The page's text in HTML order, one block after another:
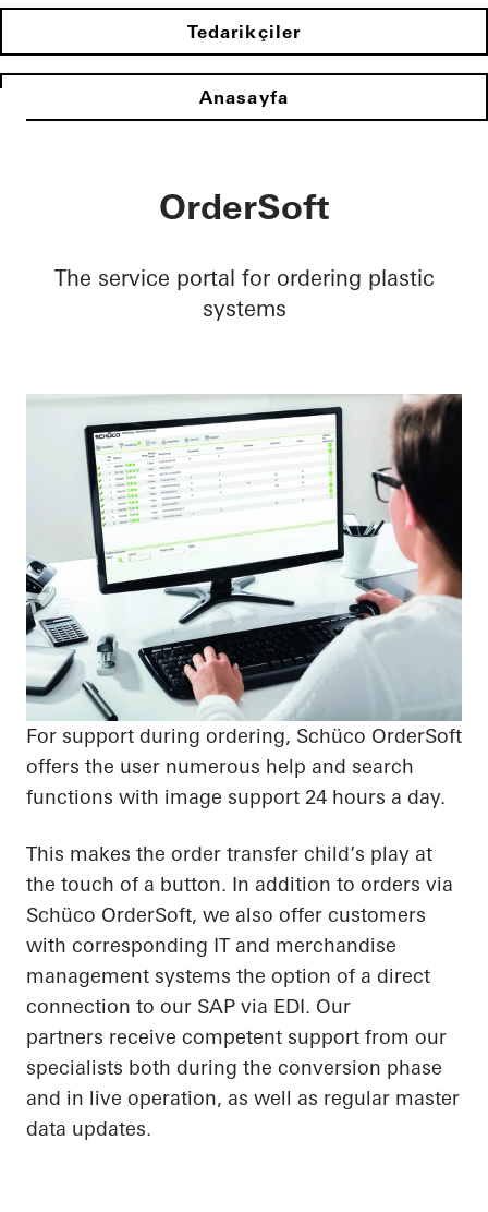
Tedarikçiler
Anasayfa
OrderSoft
The service portal for ordering plastic
systems
For support during ordering, Schüco OrderSoft
offers the user numerous help and search
functions with image support 24 hours a day.
This makes the order transfer child’s play at
the touch of a button. In addition to orders via
Schüco OrderSoft, we also offer customers
with corresponding IT and merchandise
management systems the option of a direct
connection to our SAP via EDI. Our
partners receive competent support from our
specialists both during the conversion phase
and in live operation, as well as regular master
data updates.